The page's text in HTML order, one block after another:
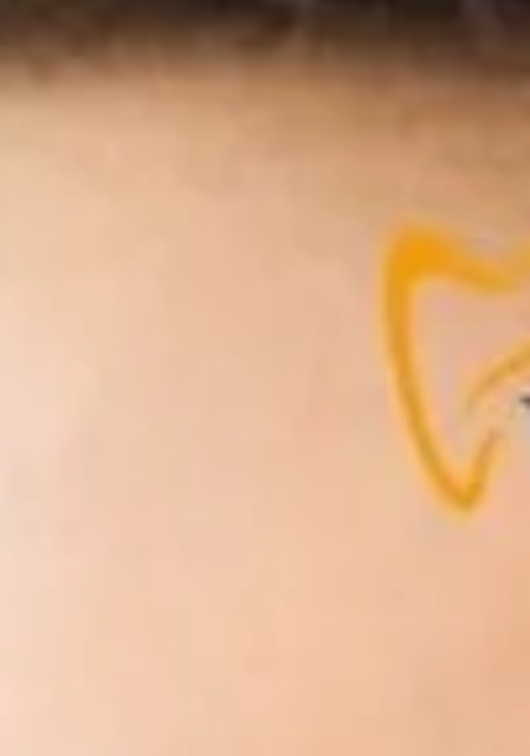
sızılar yaşam kalitenizi mi düşürüyor? Diş hassasiyeti neden
ön dişlerin sızlaması nasıl durdurulur ve evde uygulanacak
yöntemler nelerdir? Stresten kaynaklanan diş sızlamalarından
profesyonel tedavi yöntemlerine kadar diş hassasiyeti hakkında